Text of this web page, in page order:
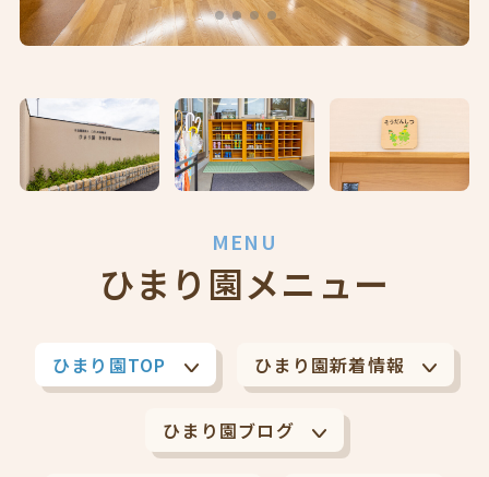
MENU
ひまり園メニュー
ひまり園TOP ひまり園新着情報
ひまり園ブログ